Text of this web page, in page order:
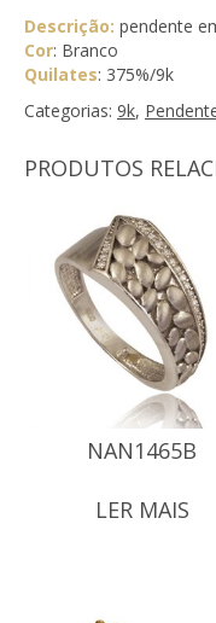
Descrição: pendente
Cor: Branco
Quilates: 375%/9k
Categorias: 9k,
PRODUTOS
NAN1465B
LER MAIS